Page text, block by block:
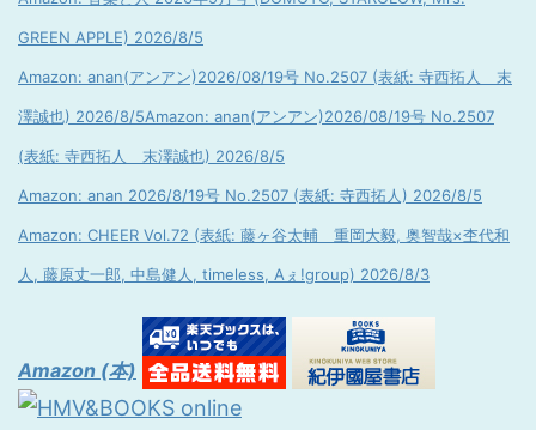
GREEN APPLE) 2026/8/5
Amazon: anan(アンアン)2026/08/19号 No.2507 (表紙: 寺西拓人 末
澤誠也) 2026/8/5Amazon: anan(アンアン)2026/08/19号 No.2507
(表紙: 寺西拓人 末澤誠也) 2026/8/5
Amazon: anan 2026/8/19号 No.2507 (表紙: 寺西拓人) 2026/8/5
Amazon: CHEER Vol.72 (表紙: 藤ヶ谷太輔 重岡大毅, 奥智哉×杢代和
人, 藤原丈一郎, 中島健人, timeless, Aぇ!group) 2026/8/3
Amazon (本)